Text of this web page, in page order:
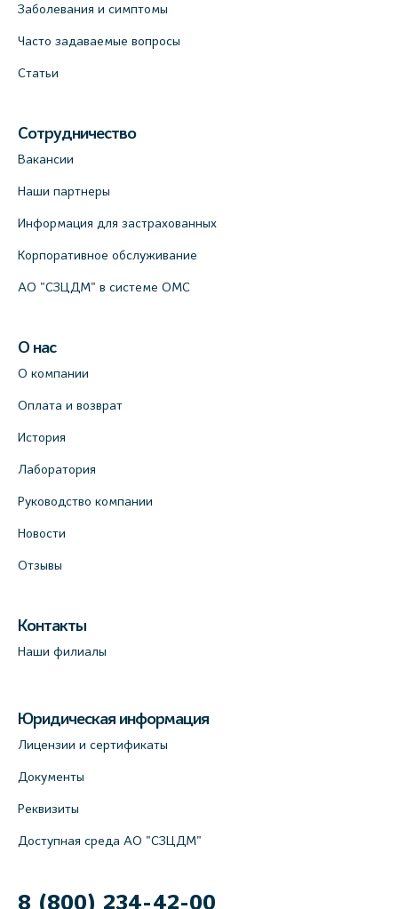
Заболевания и симптомы
Часто задаваемые вопросы
Статьи
Сотрудничество
Вакансии
Наши партнеры
Информация для застрахованных
Корпоративное обслуживание
АО "СЗЦДМ" в системе ОМС
О нас
О компании
Оплата и возврат
История
Лаборатория
Руководство компании
Новости
Отзывы
Контакты
Наши филиалы
Юридическая информация
Лицензии и сертификаты
Документы
Реквизиты
Доступная среда АО "СЗЦДМ"
8 (800) 234-42-00